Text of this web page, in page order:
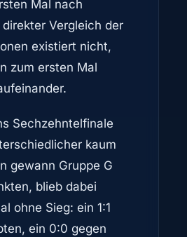
Mal nach
direkter Vergleich der
existiert nicht,
zum ersten Mal
Sechzehntelfinale
kaum
gewann Gruppe G
blieb dabei
ohne Sieg: ein 1:1
ein 0:0 gegen